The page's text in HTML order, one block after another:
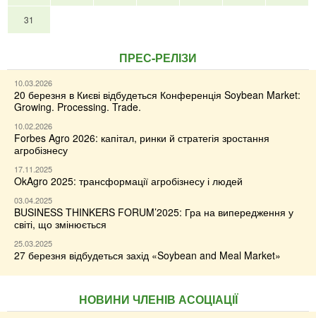
31
ПРЕС-РЕЛІЗИ
10.03.2026
20 березня в Києві відбудеться Конференція Soybean Market:
Growing. Processing. Trade.
10.02.2026
Forbes Agro 2026: капітал, ринки й стратегія зростання
агробізнесу
17.11.2025
OkAgro 2025: трансформації агробізнесу і людей
03.04.2025
BUSINESS THINKERS FORUM’2025: Гра на випередження у
світі, що змінюється
25.03.2025
27 березня відбудеться захід «Soybean and Meal Market»
НОВИНИ ЧЛЕНІВ АСОЦІАЦІЇ